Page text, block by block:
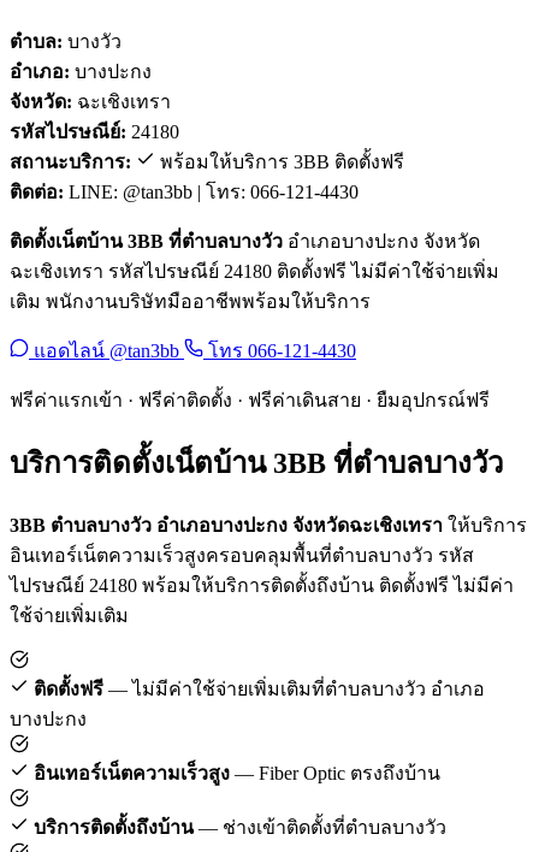
ตำบล: บางวัว
อำเภอ: บางปะกง
จังหวัด: ฉะเชิงเทรา
รหัสไปรษณีย์: 24180
สถานะบริการ:
พร้อมให้บริการ 3BB ติดตั้งฟรี
ติดต่อ: LINE: @tan3bb | โทร: 066-121-4430
ติดตั้งเน็ตบ้าน 3BB ที่ตำบลบางวัว อำเภอบางปะกง จังหวัด
ฉะเชิงเทรา รหัสไปรษณีย์ 24180 ติดตั้งฟรี ไม่มีค่าใช้จ่ายเพิ่ม
เติม พนักงานบริษัทมืออาชีพพร้อมให้บริการ
แอดไลน์ @tan3bb โทร 066-121-4430
ฟรีค่าแรกเข้า · ฟรีค่าติดตั้ง · ฟรีค่าเดินสาย · ยืมอุปกรณ์ฟรี
บริการติดตั้งเน็ตบ้าน 3BB ที่ตำบลบางวัว
3BB ตำบลบางวัว อำเภอบางปะกง จังหวัดฉะเชิงเทรา ให้บริการ
อินเทอร์เน็ตความเร็วสูงครอบคลุมพื้นที่ตำบลบางวัว รหัส
ไปรษณีย์ 24180 พร้อมให้บริการติดตั้งถึงบ้าน ติดตั้งฟรี ไม่มีค่า
ใช้จ่ายเพิ่มเติม
ติดตั้งฟรี — ไม่มีค่าใช้จ่ายเพิ่มเติมที่ตำบลบางวัว อำเภอ
บางปะกง
อินเทอร์เน็ตความเร็วสูง — Fiber Optic ตรงถึงบ้าน
บริการติดตั้งถึงบ้าน— ช่างเข้าติดตั้งที่ตำบลบางวัว